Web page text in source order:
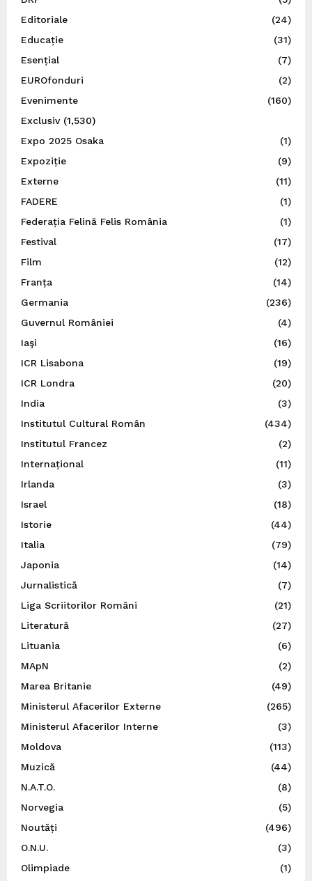
Editoriale
(24)
Educație
(31)
Esențial
(7)
EUROfonduri
(2)
Evenimente
(160)
Exclusiv(1,530)
Expo 2025 Osaka
(1)
Expoziție
(9)
Externe
(11)
FADERE
(1)
Federația Felină Felis România
(1)
Festival
(17)
Film
(12)
Franța
(14)
Germania
(236)
Guvernul României
(4)
Iaşi
(16)
ICR Lisabona
(19)
ICR Londra
(20)
India
(3)
Institutul Cultural Român
(434)
Institutul Francez
(2)
Internațional
(11)
Irlanda
(3)
Israel
(18)
Istorie
(44)
Italia
(79)
Japonia
(14)
Jurnalistică
(7)
Liga Scriitorilor Români
(21)
Literatură
(27)
Lituania
(6)
MApN
(2)
Marea Britanie
(49)
Ministerul Afacerilor Externe
(265)
Ministerul Afacerilor Interne
(3)
Moldova
(113)
Muzică
(44)
N.A.T.O.
(8)
Norvegia
(5)
Noutăți
(496)
O.N.U.
(3)
Olimpiade
(1)